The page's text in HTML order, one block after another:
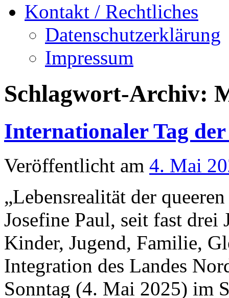
Kontakt / Rechtliches
Datenschutzerklärung
Impressum
Schlagwort-Archiv:
Internationaler Tag
Veröffentlicht am 4. Mai
„Lebensrealität der
Josefine Paul, seit fast
Kinder, Jugend, Familie,
Integration des Landes
Sonntag (4. Mai 2025) im